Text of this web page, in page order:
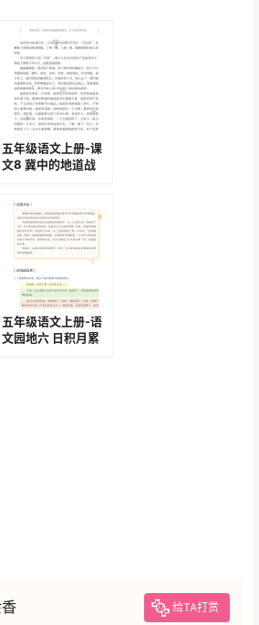
五年级语文上册-课
文8 冀中的地道战
五年级语文上册-语
文园地六 日积月累
给TA打赏